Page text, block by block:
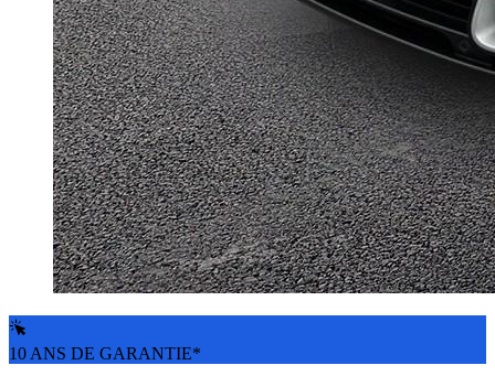
10 ANS DE GARANTIE*